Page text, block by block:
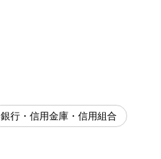
銀行・信用金庫・信用組合